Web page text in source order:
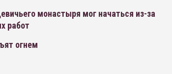
монастыря мог начаться из-за
работ
огнем